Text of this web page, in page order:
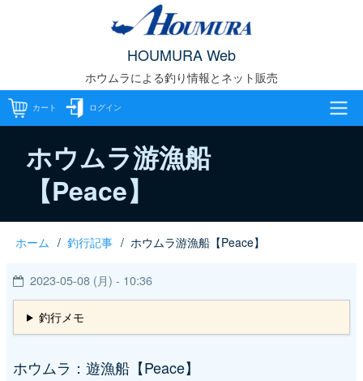
ン
テ
HOUMURA Web
ホウムラによる釣り情報とネット販売
カート ログイン
ン
ナ
ビ
ー
ホウムラ游漁船
【Peace】
パ
ン
ず
ホーム 釣行記事 ホウムラ游漁船【Peace】
2023-05-08 (月) - 10:36
釣行メモ
ホウムラ：遊漁船【Peace】